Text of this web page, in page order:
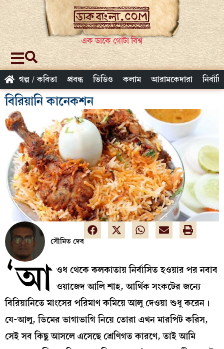
এক ডাকে গোটা বিশ্ব
গল্প / কবিতা প্রবন্ধ ভিডিও কলাম আরামকেদারা
বিরিয়ানি কানেকশন
সৌমিত দেব
‘আ ওধ থেকে কলকাতায় নির্বাসিত হওয়ার পর নবাব
ওয়াজেদ আলি শাহ, আর্থিক সংকটের জন্যে
বিরিয়ানিতে মাংসের পরিমাণ কমিয়ে আলু দেওয়া শুধু করেন।
যে-আলু, ডিমের ভাগাভাগি নিয়ে তোরা এখন মারপিট করিস,
সেই সব কিছু আসলে এসেছে শ্রেণিগত কারণে, তাই আমি